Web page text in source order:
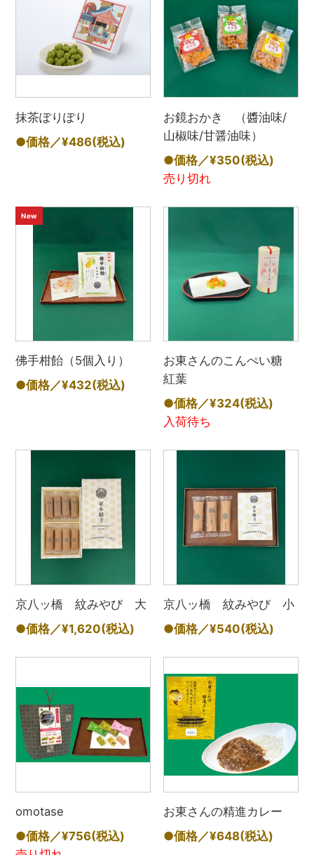
抹茶ぽりぽり
●価格／¥486(税込)
お鏡おかき （醬油味/
山椒味/甘醤油味）
●価格／¥350(税込)
売り切れ
New
佛手柑飴（5個入り）
●価格／¥432(税込)
お東さんのこんぺい糖
紅葉
●価格／¥324(税込)
入荷待ち
京八ッ橋 紋みやび 大
●価格／¥1,620(税込)
京八ッ橋 紋みやび 小
●価格／¥540(税込)
omotase
●価格／¥756(税込)
お東さんの精進カレー
●価格／¥648(税込)